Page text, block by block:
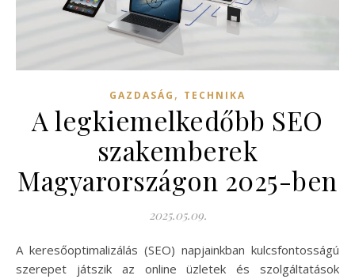
GAZDASÁG , TECHNIKA
A legkiemelkedőbb SEO
szakemberek
Magyarországon 2025-ben
2025.05.09.
A keresőoptimalizálás (SEO) napjainkban kulcsfontosságú
szerepet játszik az online üzletek és szolgáltatások